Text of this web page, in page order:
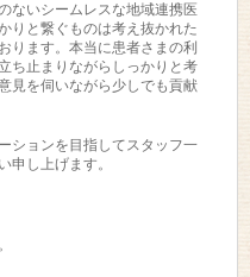
ないシームレスな地域連携医
りと繋ぐものは考え抜かれた
ります。本当に患者さまの利
ち止まりながらしっかりと考
見を伺いながら少しでも貢献
ションを目指してスタッフ一
申し上げます。